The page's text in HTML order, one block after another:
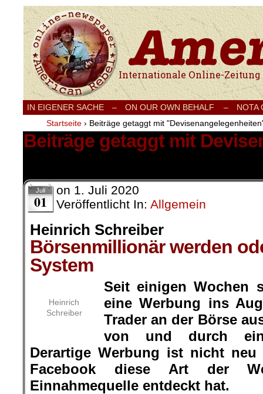
Internationale Onlinezeitung für Frieden,
IN EIGENER SACHE – ON OUR OWN BEHALF –
NOTA
Startseite › Beiträge getaggt mit
Beiträge getaggt mit
Juli
01
on 1. Juli 2020
Veröffentlicht In: Allgemein
Heinrich Schreiber
Börsenmillionär werden
System
Heinrich
Schreiber
Seit einigen Wochen
eine Werbung ins
Trader an der Börse
von und durch
Derartige Werbung ist nicht
Facebook diese Art der
Einnahmequelle entdeckt hat.